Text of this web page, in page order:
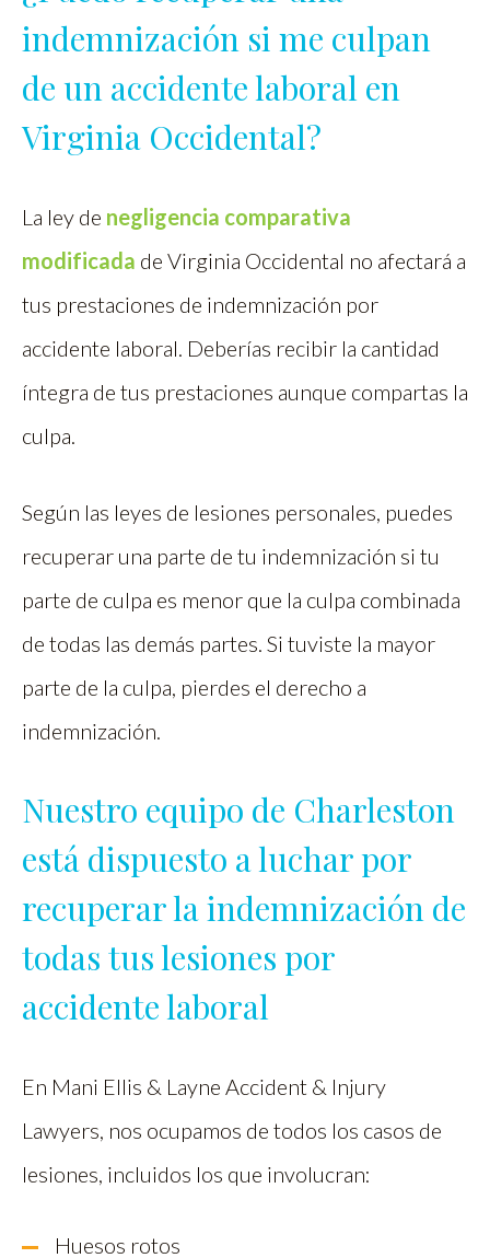
indemnización si me culpan
de un accidente laboral en
Virginia Occidental?
La ley de negligencia comparativa
modificada de Virginia Occidental no afectará a
tus prestaciones de indemnización por
accidente laboral. Deberías recibir la cantidad
íntegra de tus prestaciones aunque compartas la
culpa.
Según las leyes de lesiones personales, puedes
recuperar una parte de tu indemnización si tu
parte de culpa es menor que la culpa combinada
de todas las demás partes. Si tuviste la mayor
parte de la culpa, pierdes el derecho a
indemnización.
Nuestro equipo de Charleston
está dispuesto a luchar por
recuperar la indemnización de
todas tus lesiones por
accidente laboral
En Mani Ellis & Layne Accident & Injury
Lawyers, nos ocupamos de todos los casos de
lesiones, incluidos los que involucran:
Huesos rotos